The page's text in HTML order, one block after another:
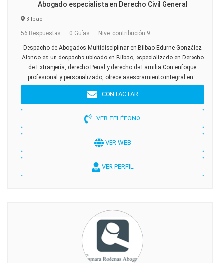
Abogado especialista en Derecho Civil General
Bilbao
56 Respuestas 0 Guías Nivel contribución 9
Despacho de Abogados Multidisciplinar en Bilbao Edurne González
Alonso es un despacho ubicado en Bilbao, especializado en Derecho
de Extranjería, derecho Penal y derecho de Familia Con enfoque
profesional y personalizado, ofrece asesoramiento integral en...
CONTACTAR
VER TELÉFONO
VER WEB
VER PERFIL